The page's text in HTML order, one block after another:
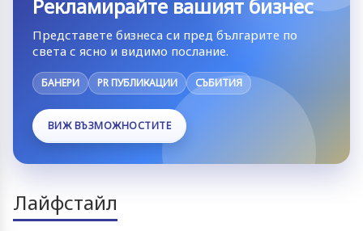
Рекламирайте вашият бизнес
Представете бизнеса си пред българите по
света с ясно и видимо послание.
БАНЕРИ PR ПУБЛИКАЦИИ СЪБИТИЯ
ВИЖ ВЪЗМОЖНОСТИТЕ
Лайфстайл